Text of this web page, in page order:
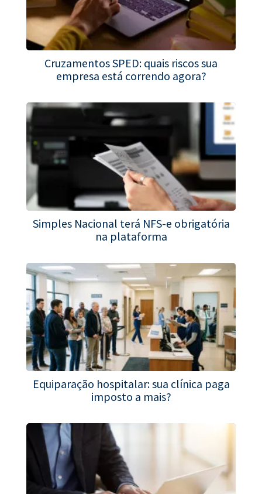
Cruzamentos SPED: quais riscos sua
empresa está correndo agora?
Simples Nacional terá NFS-e obrigatória
na plataforma
Equiparação hospitalar: sua clínica paga
imposto a mais?